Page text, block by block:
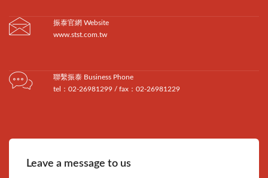
振泰官網 Website
www.stst.com.tw
聯繫振泰 Business Phone
tel：02-26981299 / fax：02-26981229
Leave a message to us